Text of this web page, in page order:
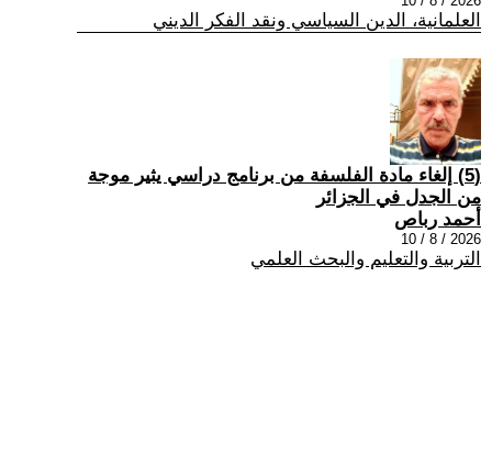
العلمانية، الدين السياسي ونقد الفكر الديني
(5) إلغاء مادة الفلسفة من برنامج دراسي يثير موجة
من الجدل في الجزائر
أحمد رباص
2026 / 8 / 10
التربية والتعليم والبحث العلمي